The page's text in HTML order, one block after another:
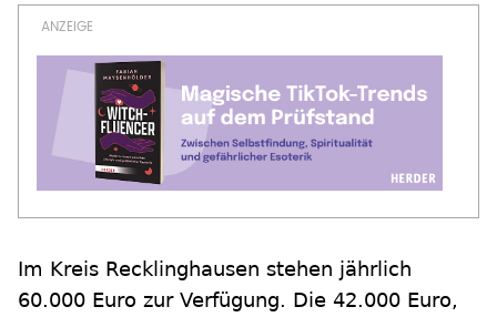
Im Kreis Recklinghausen stehen jährlich
60.000 Euro zur Verfügung. Die 42.000 Euro,